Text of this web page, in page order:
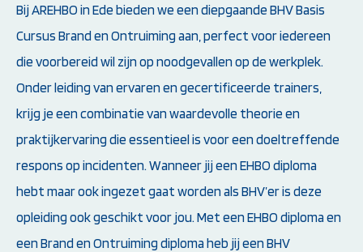
Bij AREHBO in Ede bieden we een diepgaande BHV Basis
Cursus Brand en Ontruiming aan, perfect voor iedereen
die voorbereid wil zijn op noodgevallen op de werkplek.
Onder leiding van ervaren en gecertificeerde trainers,
krijg je een combinatie van waardevolle theorie en
praktijkervaring die essentieel is voor een doeltreffende
respons op incidenten. Wanneer jij een EHBO diploma
hebt maar ook ingezet gaat worden als BHV’er is deze
opleiding ook geschikt voor jou. Met een EHBO diploma en
een Brand en Ontruiming diploma heb jij een BHV